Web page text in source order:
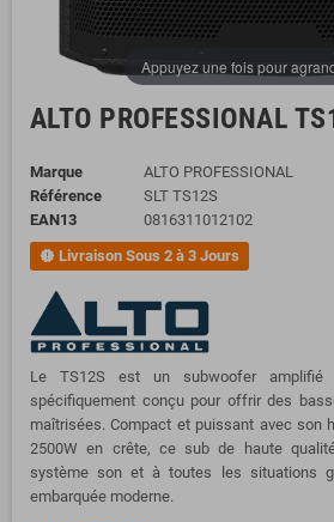
Appuyez une fois pour
ALTO PROFESSIONAL
Marque
ALTO PROFESSIONAL
Référence
SLT TS12S
EAN13
0816311012102
new_releases Livraison Sous 2 à 3 Jours
Le TS12S est un subwoofer amplifié
spécifiquement conçu pour offrir des
maîtrisées. Compact et puissant avec son
2500W en crête, ce sub de haute
système son et à toutes les situations
embarquée moderne.